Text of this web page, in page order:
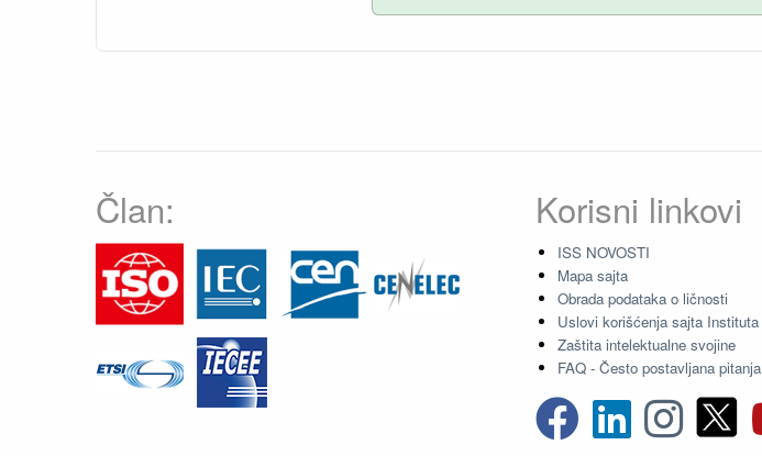
Član: Korisni linkovi
ISS NOVOSTI
Mapa sajta
Obrada podataka o ličnosti
Uslovi korišćenja sajta Instituta
Zaštita intelektualne svojine
FAQ - Često postavljana pitanja